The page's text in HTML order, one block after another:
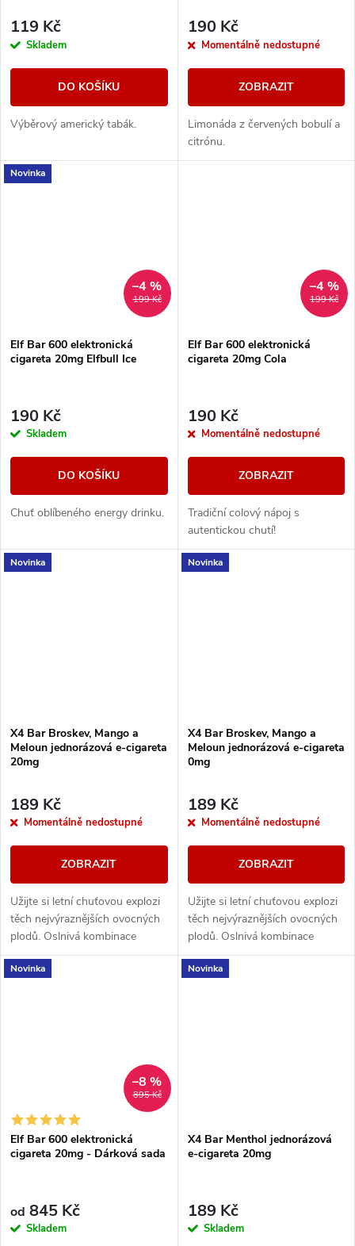
119 Kč
Skladem
DO KOŠÍKU
Výběrový americký tabák.
190 Kč
Momentálně nedostupné
ZOBRAZIT
Limonáda z červených bobulí a
citrónu.
Novinka
199 Kč
–4 %
Elf Bar 600 elektronická
cigareta 20mg Elfbull Ice
190 Kč
Skladem
DO KOŠÍKU
Chuť oblíbeného energy drinku.
199 Kč
–4 %
Elf Bar 600 elektronická
cigareta 20mg Cola
190 Kč
Momentálně nedostupné
ZOBRAZIT
Tradiční colový nápoj s
autentickou chutí!
Novinka
X4 Bar Broskev, Mango a
Meloun jednorázová e-cigareta
20mg
189 Kč
Momentálně nedostupné
ZOBRAZIT
Užijte si letní chuťovou explozi
těch nejvýraznějších ovocných
plodů. Oslnivá kombinace
tropické sladkosti se silně
šťavnatými tóny Vás s každým
Novinka
X4 Bar Broskev, Mango a
Meloun jednorázová e-cigareta
0mg
189 Kč
Momentálně nedostupné
ZOBRAZIT
Užijte si letní chuťovou explozi
těch nejvýraznějších ovocných
plodů. Oslnivá kombinace
tropické sladkosti se silně
šťavnatými tóny Vás s každým
Novinka
895 Kč
–8 %
Elf Bar 600 elektronická
cigareta 20mg - Dárková sada
od 845 Kč
Skladem
Novinka
X4 Bar Menthol jednorázová
e-cigareta 20mg
189 Kč
Skladem